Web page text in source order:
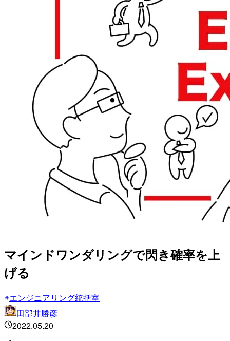
マインドワンダリングで閃き確率を上
げる
エンジニアリング統括室
田部井勝彦
2022.05.20